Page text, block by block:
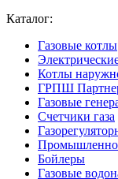
Каталог:
Газовые котлы
Котлы
ГРПШ
Газовые
Счетчики газа
Бойлеры
Газовые